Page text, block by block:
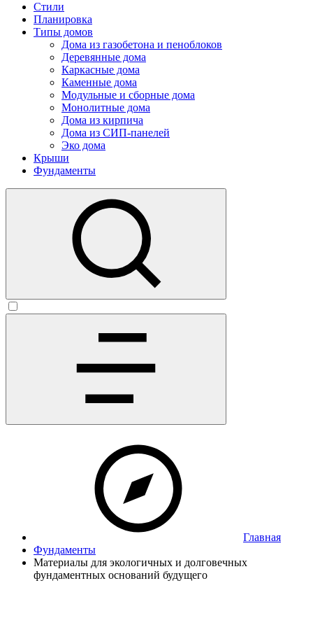
Стили
Планировка
Типы домов
Дома из газобетона и пеноблоков
Деревянные дома
Каркасные дома
Каменные дома
Модульные и сборные дома
Монолитные дома
Дома из кирпича
Дома из СИП-панелей
Эко дома
Крыши
Фундаменты
Главная
Фундаменты
Материалы для экологичных и долговечных
фундаментных оснований будущего